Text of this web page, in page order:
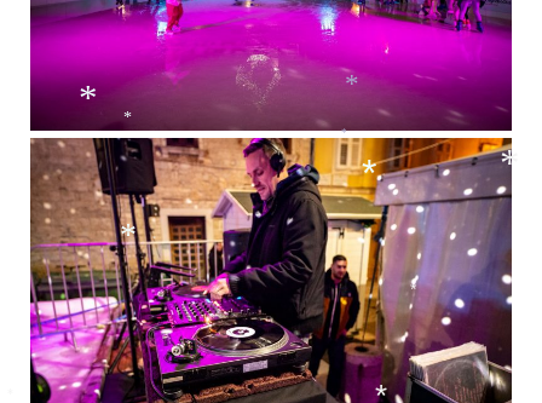
*
* *
*
*
*
*
*
*
*
*
*
*